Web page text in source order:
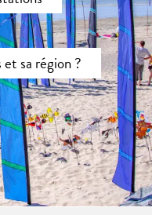
sa région ?